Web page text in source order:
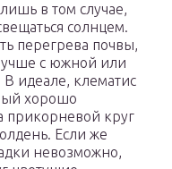
в том случае,
солнцем.
перегрева почвы,
с южной или
В идеале, клематис
хорошо
прикорневой круг
Если же
невозможно,